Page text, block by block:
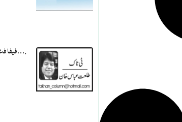
فیفا فٹ بال پاکستان کا مگر….